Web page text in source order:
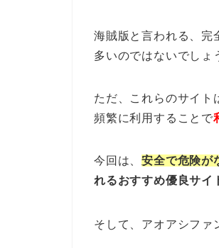
海賊版と言われる、完
多いのではないでしょ
ただ、これらのサイト
頻繁に利用することで
今回は、安全で危険が
れるおすすめ優良サイ
そして、アオアシファ